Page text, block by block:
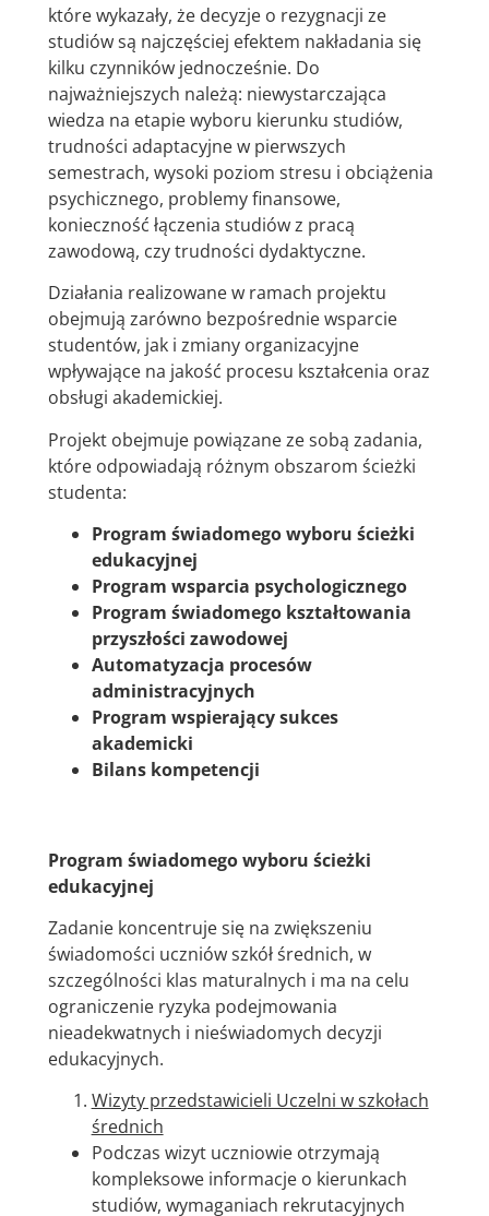
które wykazały, że decyzje o rezygnacji ze
studiów są najczęściej efektem nakładania się
kilku czynników jednocześnie. Do
najważniejszych należą: niewystarczająca
wiedza na etapie wyboru kierunku studiów,
trudności adaptacyjne w pierwszych
semestrach, wysoki poziom stresu i obciążenia
psychicznego, problemy finansowe,
konieczność łączenia studiów z pracą
zawodową, czy trudności dydaktyczne.
Działania realizowane w ramach projektu
obejmują zarówno bezpośrednie wsparcie
studentów, jak i zmiany organizacyjne
wpływające na jakość procesu kształcenia oraz
obsługi akademickiej.
Projekt obejmuje powiązane ze sobą zadania,
które odpowiadają różnym obszarom ścieżki
studenta:
Program świadomego wyboru ścieżki
edukacyjnej
Program wsparcia psychologicznego
Program świadomego kształtowania
przyszłości zawodowej
Automatyzacja procesów
administracyjnych
Program wspierający sukces
akademicki
Bilans kompetencji
Program świadomego wyboru ścieżki
edukacyjnej
Zadanie koncentruje się na zwiększeniu
świadomości uczniów szkół średnich, w
szczególności klas maturalnych i ma na celu
ograniczenie ryzyka podejmowania
nieadekwatnych i nieświadomych decyzji
edukacyjnych.
Wizyty przedstawicieli Uczelni w szkołach
średnich
Podczas wizyt uczniowie otrzymają
kompleksowe informacje o kierunkach
studiów, wymaganiach rekrutacyjnych